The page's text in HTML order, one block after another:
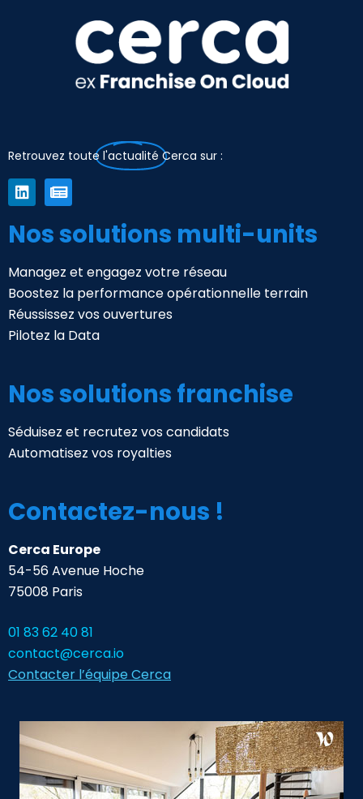
Retrouvez toute l'actualité Cerca sur :
Nos solutions multi-units
Managez et engagez votre réseau
Boostez la performance opérationnelle terrain
Réussissez vos ouvertures
Pilotez la Data
Nos solutions franchise
Séduisez et recrutez vos candidats
Automatisez vos royalties
Contactez-nous !
Cerca Europe
54-56 Avenue Hoche
75008 Paris
01 83 62 40 81
contact@cerca.io
Contacter l’équipe Cerca